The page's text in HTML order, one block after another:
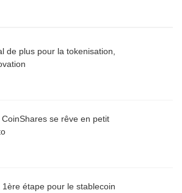
de plus pour la tokenisation,
se rêve en petit
étape pour le stablecoin